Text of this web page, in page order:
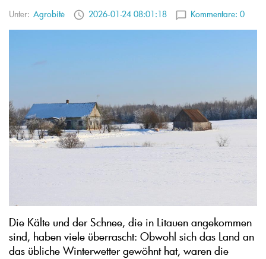
Unter: Agrobitė 2026-01-24 08:01:18 Kommentare: 0
Die Kälte und der Schnee, die in Litauen angekommen
sind, haben viele überrascht: Obwohl sich das Land an
das übliche Winterwetter gewöhnt hat, waren die